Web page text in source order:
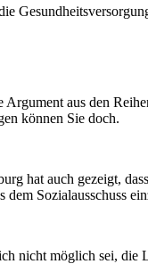
aus den
können Sie doch.
hat auch gezeigt,
Sozialausschuss
nicht möglich sei,